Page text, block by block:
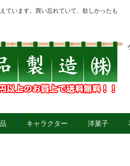
ています。買い忘れていて、欲しかったも
キャラクター 洋菓子